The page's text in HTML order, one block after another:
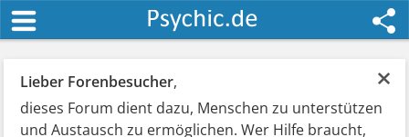
×
Lieber Forenbesucher,
dieses Forum dient dazu, Menschen zu unterstützen
und Austausch zu ermöglichen. Wer Hilfe braucht,